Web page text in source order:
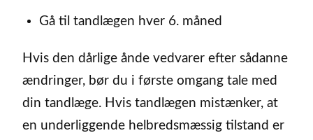
Gå til tandlægen hver 6. måned
Hvis den dårlige ånde vedvarer efter sådanne
ændringer, bør du i første omgang tale med
din tandlæge. Hvis tandlægen mistænker, at
en underliggende helbredsmæssig tilstand er